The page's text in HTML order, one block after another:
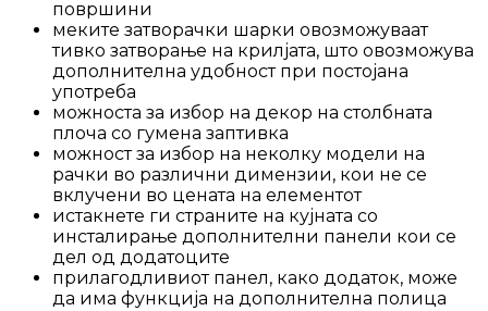
површини
меките затворачки шарки овозможуваат
тивко затворање на крилјата, што овозможува
дополнителна удобност при постојана
употреба
можноста за избор на декор на столбната
плоча со гумена заптивка
можност за избор на неколку модели на
рачки во различни димензии, кои не се
вклучени во цената на елементот
истакнете ги страните на кујната со
инсталирање дополнителни панели кои се
дел од додатоците
прилагодливиот панел, како додаток, може
да има функција на дополнителна полица